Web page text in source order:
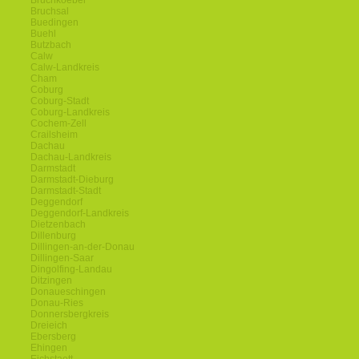
Bruchsal
Buedingen
Buehl
Butzbach
Calw
Calw-Landkreis
Cham
Coburg
Coburg-Stadt
Coburg-Landkreis
Cochem-Zell
Crailsheim
Dachau
Dachau-Landkreis
Darmstadt
Darmstadt-Dieburg
Darmstadt-Stadt
Deggendorf
Deggendorf-Landkreis
Dietzenbach
Dillenburg
Dillingen-an-der-Donau
Dillingen-Saar
Dingolfing-Landau
Ditzingen
Donaueschingen
Donau-Ries
Donnersbergkreis
Dreieich
Ebersberg
Ehingen